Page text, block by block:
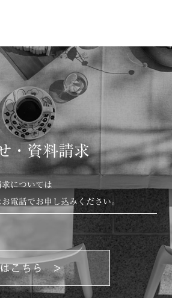
・資料請求
については
電話でお申し込みください。
はこちら >